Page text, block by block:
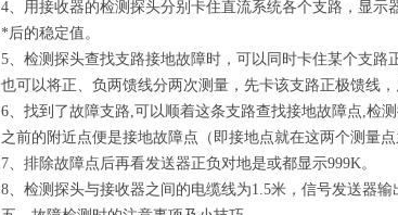
4、用接收器的检测探头分别卡住直流系统各个支路，显
*后的稳定值。
5、检测探头查找支路接地故障时，可以同时卡住某个支路
也可以将正、负两馈线分两次测量，先卡该支路正极馈线
6、找到了故障支路,可以顺着这条支路查找接地故障点,检
之前的附近点便是接地故障点（即接地点就在这两个测量点
7、排除故障点后再看发送器正负对地是或都显示999K。
8、检测探头与接收器之间的电缆线为1.5米，信号发送器输